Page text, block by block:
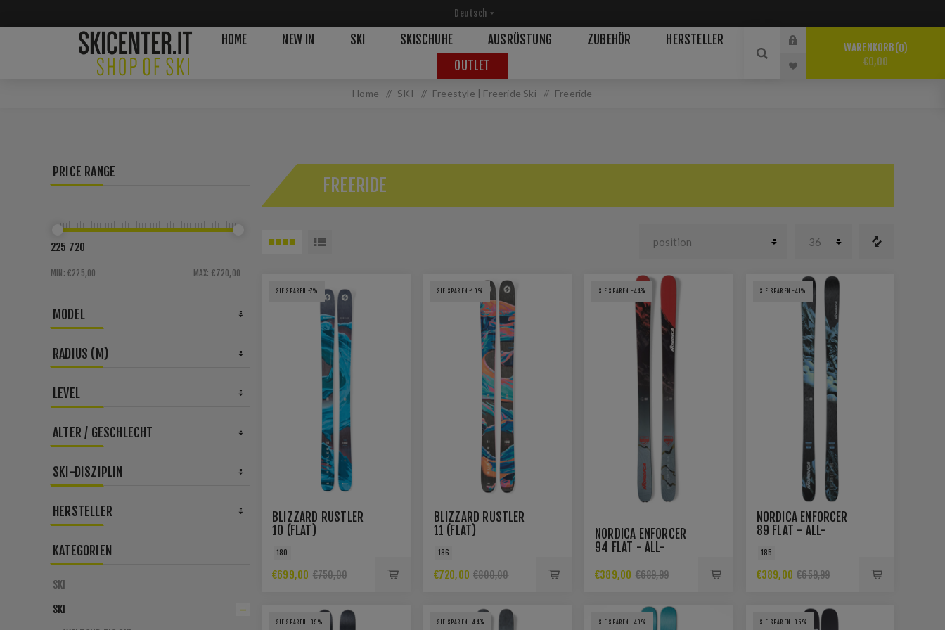
HOME NEW IN SKI SKISCHUHE AUSRÜSTUNG ZUBEHÖR
HERSTELLER
OUTLET
WARENKORB 0
€0,00
Home / SKI / Freestyle | Freeride Ski / Freeride
FREERIDE
SIE SPAREN -7%
BLIZZARD RUSTLER
10 (FLAT)
180
€699,00 €750,00
SIE SPAREN -10%
BLIZZARD RUSTLER
11 (FLAT)
186
€720,00 €800,00
SIE SPAREN -44%
NORDICA ENFORCER
94 FLAT - ALL-
€389,00 €689,99
SIE SPAREN -41%
NORDICA ENFORCER
89 FLAT - ALL-
185
€389,00 €659,99
SIE SPAREN -39% SIE SPAREN -44% SIE SPAREN -40% SIE SPAREN -35%
PRICE RANGE
MIN: €225,00 MAX: €720,00
225 720
MODEL
RADIUS (M)
LEVEL
ALTER / GESCHLECHT
SKI-DISZIPLIN
HERSTELLER
KATEGORIEN
SKI
SKI